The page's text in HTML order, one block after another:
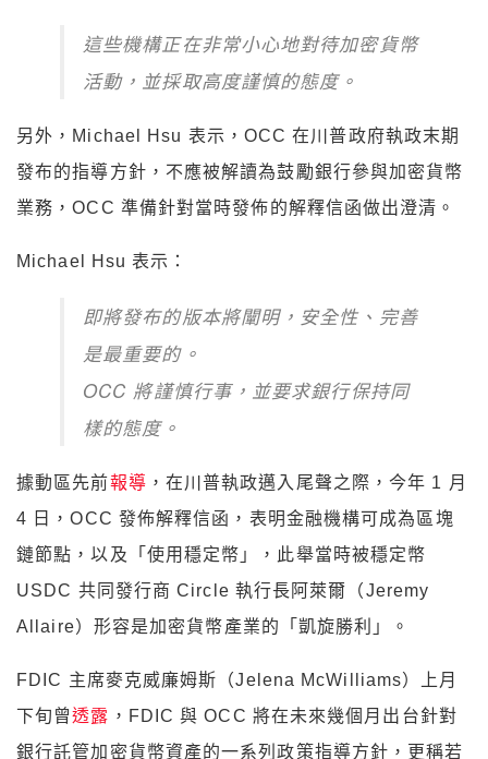
這些機構正在非常小心地對待加密貨幣
活動，並採取高度謹慎的態度。
另外，Michael Hsu 表示，OCC 在川普政府執政末期
發布的指導方針，不應被解讀為鼓勵銀行參與加密貨幣
業務，OCC 準備針對當時發佈的解釋信函做出澄清。
Michael Hsu 表示：
即將發布的版本將闡明，安全性、完善
是最重要的。
OCC 將謹慎行事，並要求銀行保持同
樣的態度。
據動區先前報導 ，在川普執政邁入尾聲之際，今年 1 月
4 日，OCC 發佈解釋信函，表明金融機構可成為區塊
鏈節點，以及「使用穩定幣」，此舉當時被穩定幣
USDC 共同發行商 Circle 執行長阿萊爾（Jeremy
Allaire）形容是加密貨幣產業的「凱旋勝利」。
FDIC 主席麥克威廉姆斯（Jelena McWilliams）上月
下旬曾透露 ，FDIC 與 OCC 將在未來幾個月出台針對
銀行託管加密貨幣資產的一系列政策指導方針，更稱若